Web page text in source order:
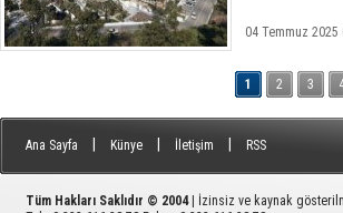
04 Temmuz 2025
1 2 3
Ana Sayfa Künye İletişim RSS
Tüm Hakları Saklıdır © 2004
| İzinsiz ve kaynak